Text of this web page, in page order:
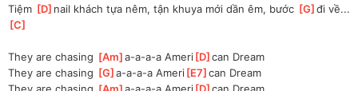
Tiệm [D ]nail khách tựa nêm, tận khuya mới dần êm, bước [G ]
đi về...
C
They are chasing [Am ]
a-a-a-a Ameri[D ]
can Dream
They are chasing [G ]
a-a-a-a Ameri[E7 ]
can Dream